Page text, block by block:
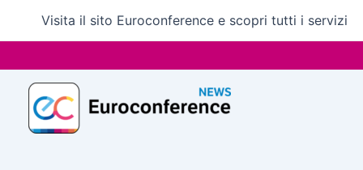
Visita il sito Euroconference e scopri tutti i servizi